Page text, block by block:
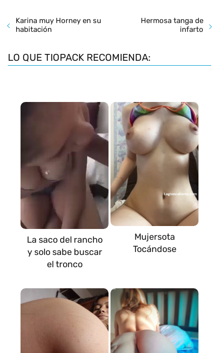
Karina muy Horney en su
habitación
Hermosa tanga de
infarto
LO QUE TIOPACK RECOMIENDA:
La saco del rancho
y solo sabe buscar
el tronco
Mujersota
Tocándose